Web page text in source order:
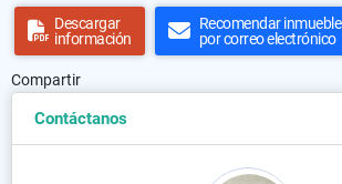
Descargar
información
Recomendar inmueble
por correo electrónico
Compartir
Contáctanos